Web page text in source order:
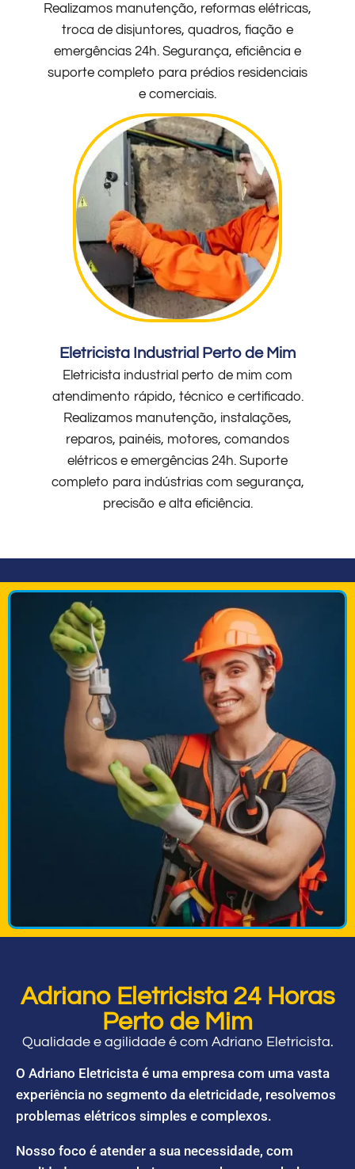
Realizamos manutenção, reformas elétricas,
troca de disjuntores, quadros, fiação e
emergências 24h. Segurança, eficiência e
suporte completo para prédios residenciais
e comerciais.
Eletricista Industrial Perto de Mim
Eletricista industrial perto de mim com
atendimento rápido, técnico e certificado.
Realizamos manutenção, instalações,
reparos, painéis, motores, comandos
elétricos e emergências 24h. Suporte
completo para indústrias com segurança,
precisão e alta eficiência.
Adriano Eletricista 24 Horas
Perto de Mim
Qualidade e agilidade é com Adriano Eletricista.
O Adriano Eletricista é uma empresa com uma vasta
experiência no segmento da eletricidade, resolvemos
problemas elétricos simples e complexos.
Nosso foco é atender a sua necessidade, com